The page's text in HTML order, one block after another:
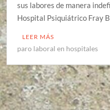
sus labores de manera
Hospital Psiquiátrico Fray
LEER MÁS
paro laboral en hospitales